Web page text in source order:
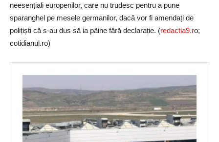
neesențiali europenilor, care nu trudesc pentru a pune
sparanghel pe mesele germanilor, dacă vor fi amendați de
polițiști că s-au dus să ia pâine fără declarație. (redactia9.ro;
cotidianul.ro)